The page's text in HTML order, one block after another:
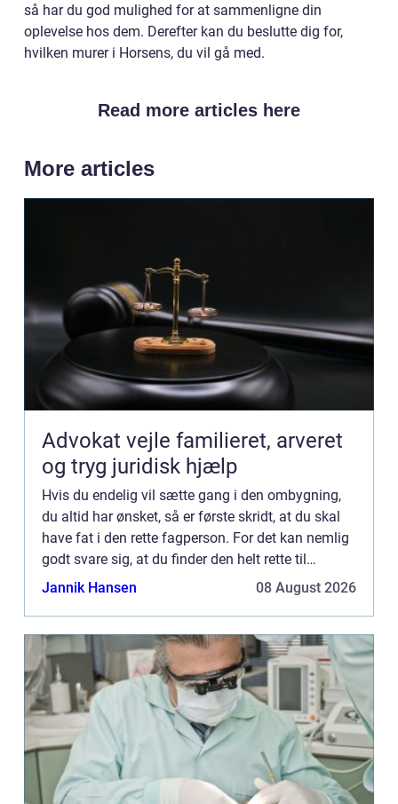
så har du god mulighed for at sammenligne din
oplevelse hos dem. Derefter kan du beslutte dig for,
hvilken murer i Horsens, du vil gå med.
Read more articles here
More articles
Advokat vejle familieret, arveret
og tryg juridisk hjælp
Hvis du endelig vil sætte gang i den ombygning,
du altid har ønsket, så er første skridt, at du skal
have fat i den rette fagperson. For det kan nemlig
godt svare sig, at du finder den helt rette til
opgaven. Et godt bud er, at du tager fat i en mure...
Jannik Hansen 08 August 2026